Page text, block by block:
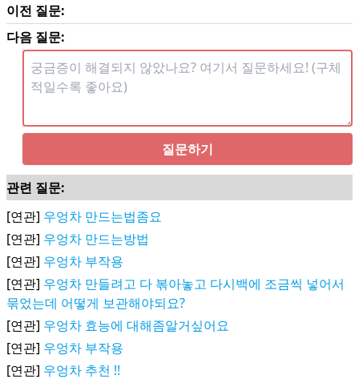
이전 질문:
다음 질문:
질문하기
관련 질문:
[연관] 우엉차 만드는법좀요
[연관] 우엉차 만드는방법
[연관] 우엉차 부작용
[연관] 우엉차 만들려고 다 볶아놓고 다시백에 조금씩 넣어서
묶었는데 어떻게 보관해야되요?
[연관] 우엉차 효능에 대해좀알거싶어요
[연관] 우엉차 부작용
[연관] 우엉차 추천 !!